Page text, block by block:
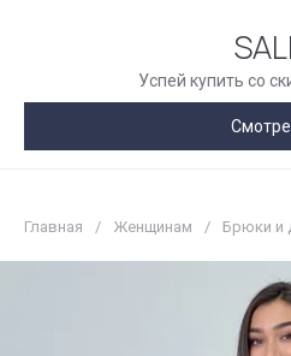
Успей купить со
Главная / Женщинам / Брюки и